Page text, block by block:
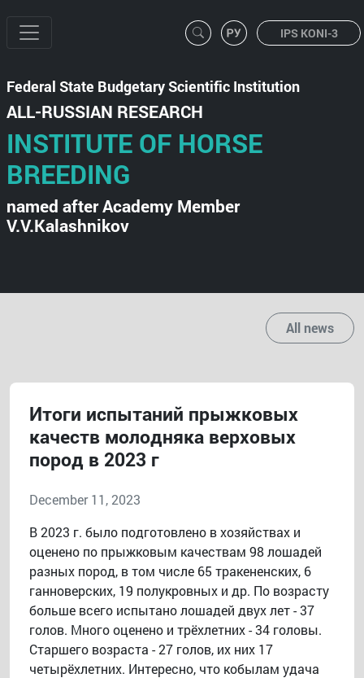
IPS KONI-3
Federal State Budgetary Scientific Institution
ALL-RUSSIAN RESEARCH
INSTITUTE OF HORSE
BREEDING
named after Academy Member
V.V.Kalashnikov
All news
Итоги испытаний прыжковых
качеств молодняка верховых
пород в 2023 г
December 11, 2023
В 2023 г. было подготовлено в хозяйствах и
оценено по прыжковым качествам 98 лошадей
разных пород, в том числе 65 тракененских, 6
ганноверских, 19 полукровных и др. По возрасту
больше всего испытано лошадей двух лет - 37
голов. Много оценено и трёхлетних - 34 головы.
Старшего возраста - 27 голов, их них 17
четырёхлетних. Интересно, что кобылам удача